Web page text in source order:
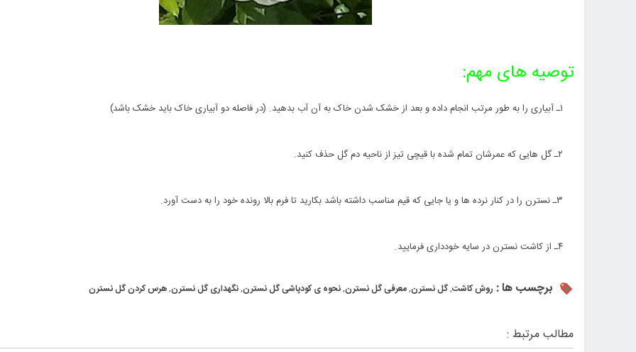
توصیه هاى مهم:
۱ـ آبیارى را به طور مرتب انجام داده و بعد از خشک شدن خاک به آن آب بدهید. (در فاصله دو آبیارى خاک باید خشک باشد)
۲ـ گل هایى که عمرشان تمام شده با قیچى تیز از ناحیه دم گل حذف کنید.
۳ـ نسترن را در کنار نرده ها و یا جایى که قیم مناسب داشته باشد بکارید تا فرم بالا رونده خود را به دست آورد.
۴ـ از کاشت نسترن در سایه خوددارى فرمایید.
برچسب ها : روش کاشت,گل نسترن,معرفی گل نسترن,نحوه ی کودپاشی گل نسترن,نگهداری گل نسترن,هرس کردن گل نسترن
مطالب مرتبط :